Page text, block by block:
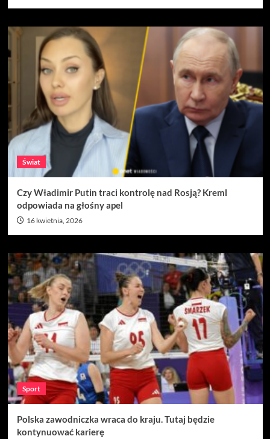
Świat
Czy Władimir Putin traci kontrolę nad Rosją? Kreml
odpowiada na głośny apel
16 kwietnia, 2026
Sport
Polska zawodniczka wraca do kraju. Tutaj będzie
kontynuować karierę